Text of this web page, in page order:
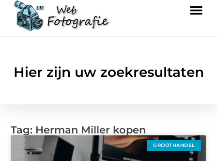
Hier zijn uw zoekresultaten
Tag: Herman Miller kopen
GROOTHANDEL